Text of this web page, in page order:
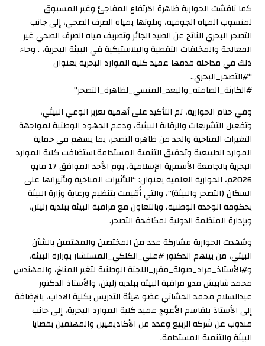
كما ناقشت الحوارية ظاهرة الارتفاع المفاجئ وغير المسبوق
لمنسوب المياه الجوفية، وتلوثها بمياه الصرف الصحي، إلى جانب
التصحر البحري الناتج عن الصيد الجائر وتصريف مياه الصرف الصحي غير
المعالجة والمخلفات النفطية والبلاستيكية في البيئة البحرية، . وجاء
ذلك في مداخلة قدمها عميد كلية الموارد البحرية بعنوان
“#التصحر_البحري..
#الكارثة_الصامتة_والبعد_المنسي_لظاهرة_التصحر”
وفي ختام الحوارية، تم التأكيد على أهمية تعزيز الوعي البيئي،
وتفعيل التشريعات والرقابة البيئية، ودعم الجهود الوطنية لمواجهة
التغيرات المناخية والحد من ظاهرة التصحر، بما يسهم في حماية
الموارد الطبيعية وتحقيق التنمية المستدامة.استضافت كلية الموارد
البحرية بالجامعة الأسمرية الإسلامية، يوم الأحد الموافق 17 مايو
2026م، الحوارية العلمية بعنوان: “التأثيرات المناخية وتأثيراتها على
السكان (التصحر والبيئة)”، والتي أُقيمت بتنظيم ورعاية وزارة البيئة
بحكومة الوحدة الوطنية، وبالتعاون مع مراقبة البيئة ببلدية زليتن،
وبإدارة المنظمة الدولية لمكافحة التصحر.
وشهدت الحوارية مشاركة عدد من المختصين والمهتمين بالشأن
البيئي، من بينهم الدكتور #علي_الكلكي_المستشار بوزارة البيئة،
و#الأستاذ_مراد_صولة_مقرر_اللجنة الوطنية لتغير المناخ، والمهندس
محمد شابيش مدير مراقبة البيئة ببلدية زليتن، والأستاذ الدكتور
عبدالسلام محمد الحشاني عضو هيئة التدريس بكلية الآداب، بالإضافة
إلى الأستاذ بلقاسم الأعوج عميد كلية الموارد البحرية، إلى جانب
مندوب عن شركة الربيع وعدد من الأكاديميين والمهتمين بقضايا
البيئة والتنمية المستدامة.